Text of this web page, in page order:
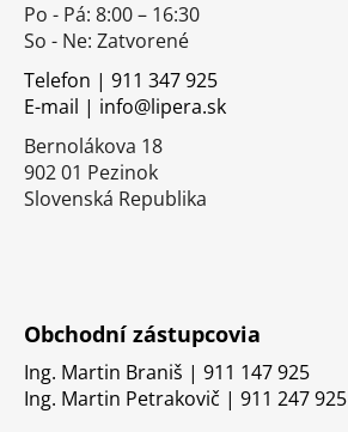
Po - Pá: 8:00 – 16:30
So - Ne: Zatvorené
Telefon | 911 347 925
E-mail | info@lipera.sk
Bernolákova 18
902 01 Pezinok
Slovenská Republika
Obchodní zástupcovia
Ing. Martin Braniš | 911 147 925
Ing. Martin Petrakovič | 911 247 925